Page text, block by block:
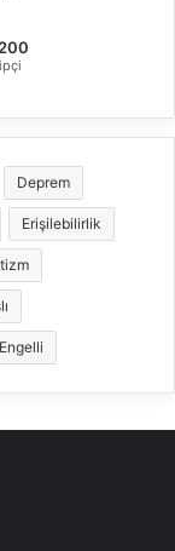
Deprem
Erişilebilirlik